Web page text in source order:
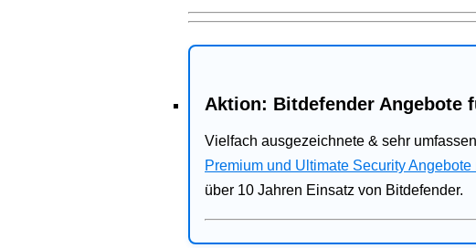
Aktion: Bitdefender Angebote
Vielfach ausgezeichnete & sehr
Premium und Ultimate Security
über 10 Jahren Einsatz von Bitdefender.